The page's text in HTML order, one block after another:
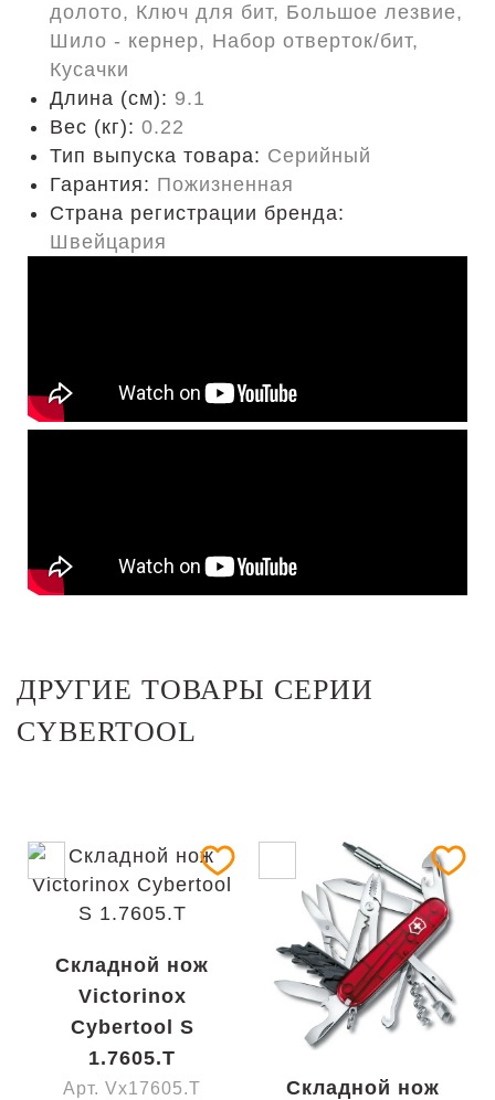
долото, Ключ для бит, Большое лезвие,
Шило - кернер, Набор отверток/бит,
Кусачки
Длина (cм): 9.1
Вес (кг): 0.22
Тип выпуска товара: Серийный
Гарантия: Пожизненная
Страна регистрации бренда:
Швейцария
ДРУГИЕ ТОВАРЫ СЕРИИ
CYBERTOOL
Складной нож
Victorinox
Cybertool S
1.7605.T
Арт. Vx17605.T
Складной нож